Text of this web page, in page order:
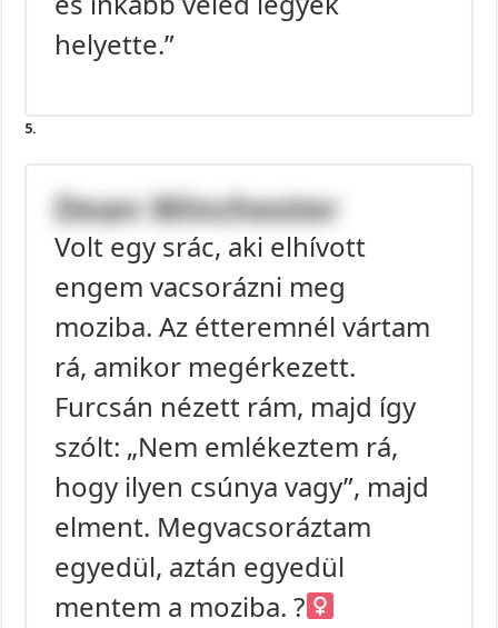
helyette.”
5.
Dean Winchester
Volt egy srác, aki elhívott
engem vacsorázni meg
moziba. Az étteremnél vártam
rá, amikor megérkezett.
Furcsán nézett rám, majd így
szólt: „Nem emlékeztem rá,
hogy ilyen csúnya vagy”, majd
elment. Megvacsoráztam
egyedül, aztán egyedül
mentem a moziba. ?‍